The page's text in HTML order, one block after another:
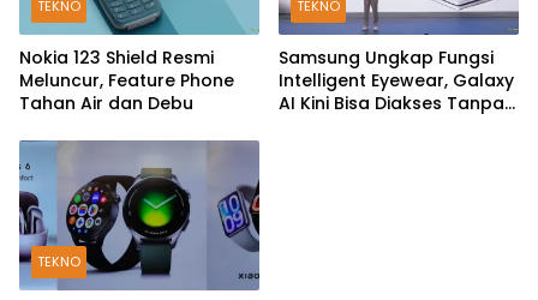
TEKNO
Nokia 123 Shield Resmi
Meluncur, Feature Phone
Tahan Air dan Debu
TEKNO
Samsung Ungkap Fungsi
Intelligent Eyewear, Galaxy
AI Kini Bisa Diakses Tanpa
TEKNO